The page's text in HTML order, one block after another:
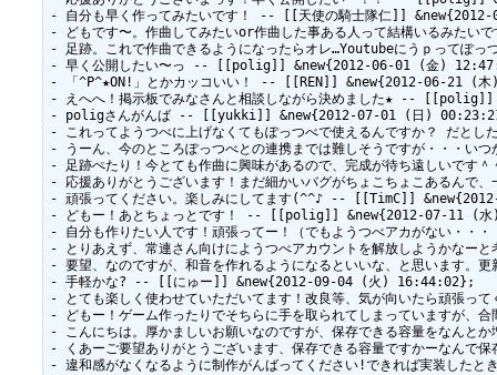
- 自分も早く作ってみたいです！ -- [[天使の騎士隊仁]]
- どもです〜。作曲してみたいor作曲した事ある人って結構いる
- 足跡。これで作曲できるようになったらオレ…Youtubeにうｐっ
- 早く公開したい〜っ -- [[polig]] &new{2012-06-01 (金)
- 「^P^★ON!」とかカッコいい！ -- [[REN]] &new{2012-06-21 (
- えへへ！掲示板でみなさんと相談しながら決めました★ --
- poligさんがんば -- [[yukki]] &new{2012-07-01 (日)
- これってようつべに上げなくてもぽっつべで使えるんですか？
- うーん、今のところぽっつべとの連携までは難しそうですが・
- 足跡ぺたり！今とても作曲に興味があるので、完成が待ち遠し
- 応援ありがとうございます！まだ細かいバグがちょこちょこある
- 頑張ってください。楽しみにしてます(^^♪ -- [[TimC]]
- どもー！あとちょっとです！ -- [[polig]] &new{2012-07-11 (
- 自分も作りたい人です！頑張ってー！（でもようつべアカがな
- とりあえず、常連さん向けにようつべアカウントを解放しよう
- 要望、なのですが、和音を作れるようになるといいな、と思い
- 手軽かな? -- [[にゅー]] &new{2012-09-04 (火) 16:44:02};
- とても楽しく使わせていただいてます！改良等、気が向いたら
- どもー！ゲーム作ったりでそちらに手を取られてしまっています
- こんにちは。厚かましいお願いなのですが、保存できる容量をなん
- くあーご要望ありがとうございます、保存できる容量ですかーな
- 違和感がなくなるように制作がんばってください!できれば実装し